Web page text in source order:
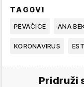
TAGOVI
PEVAČICE ANA
KORONAVIRUS
Pridruži